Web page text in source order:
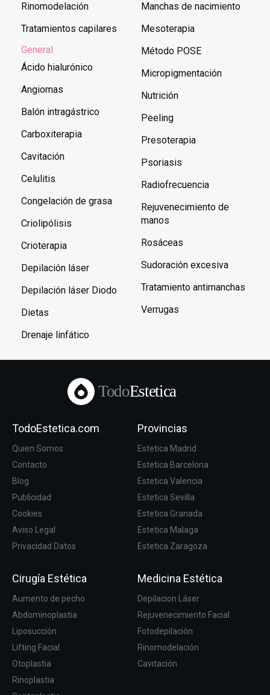
Rinomodelación
Tratamientos capilares
General
Ácido hialurónico
Angiomas
Balón intragástrico
Carboxiterapia
Cavitación
Celulitis
Congelación de grasa
Criolipólisis
Crioterapia
Depilación láser
Depilación láser Diodo
Dietas
Drenaje linfático
Manchas de nacimiento
Mesoterapia
Método POSE
Micropigmentación
Nutrición
Peeling
Presoterapia
Psoriasis
Radiofrecuencia
Rejuvenecimiento de
manos
Rosáceas
Sudoración excesiva
Tratamiento antimanchas
Verrugas
TodoEstetica
TodoEstetica.com
Quien Somos
Contacto
Blog
Publicidad
Cookies
Aviso Legal
Privacidad Datos
Provincias
Estetica Madrid
Estetica Barcelona
Estetica Valencia
Estetica Sevilla
Estetica Granada
Estetica Malaga
Estetica Zaragoza
Cirugía Estética
Aumento de pecho
Abdominoplastia
Liposucción
Lifting Facial
Otoplastia
Rinoplastia
Medicina Estética
Depilacion Láser
Rejuvenecimiento Facial
Fotodepilación
Rinomodelación
Cavitación